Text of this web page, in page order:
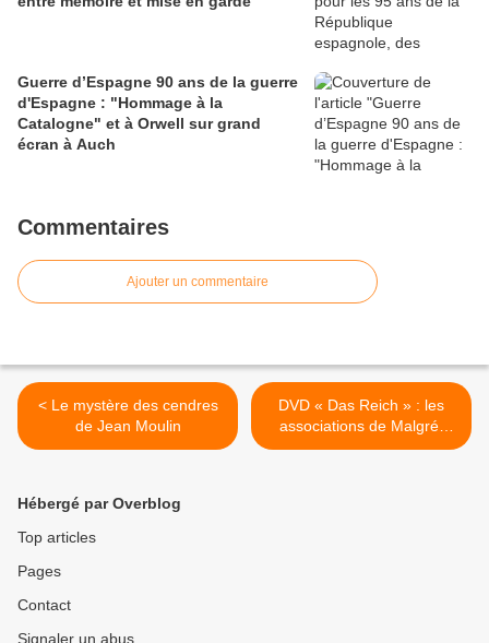
Guerre d’Espagne 90 ans de la guerre
d'Espagne : "Hommage à la
Catalogne" et à Orwell sur grand
écran à Auch
Commentaires
Ajouter un commentaire
< Le mystère des cendres
de Jean Moulin
DVD « Das Reich » : les
associations de Malgré-
nous déboutées (plusieurs
Hébergé par Overblog
Top articles
Pages
Contact
Signaler un abus